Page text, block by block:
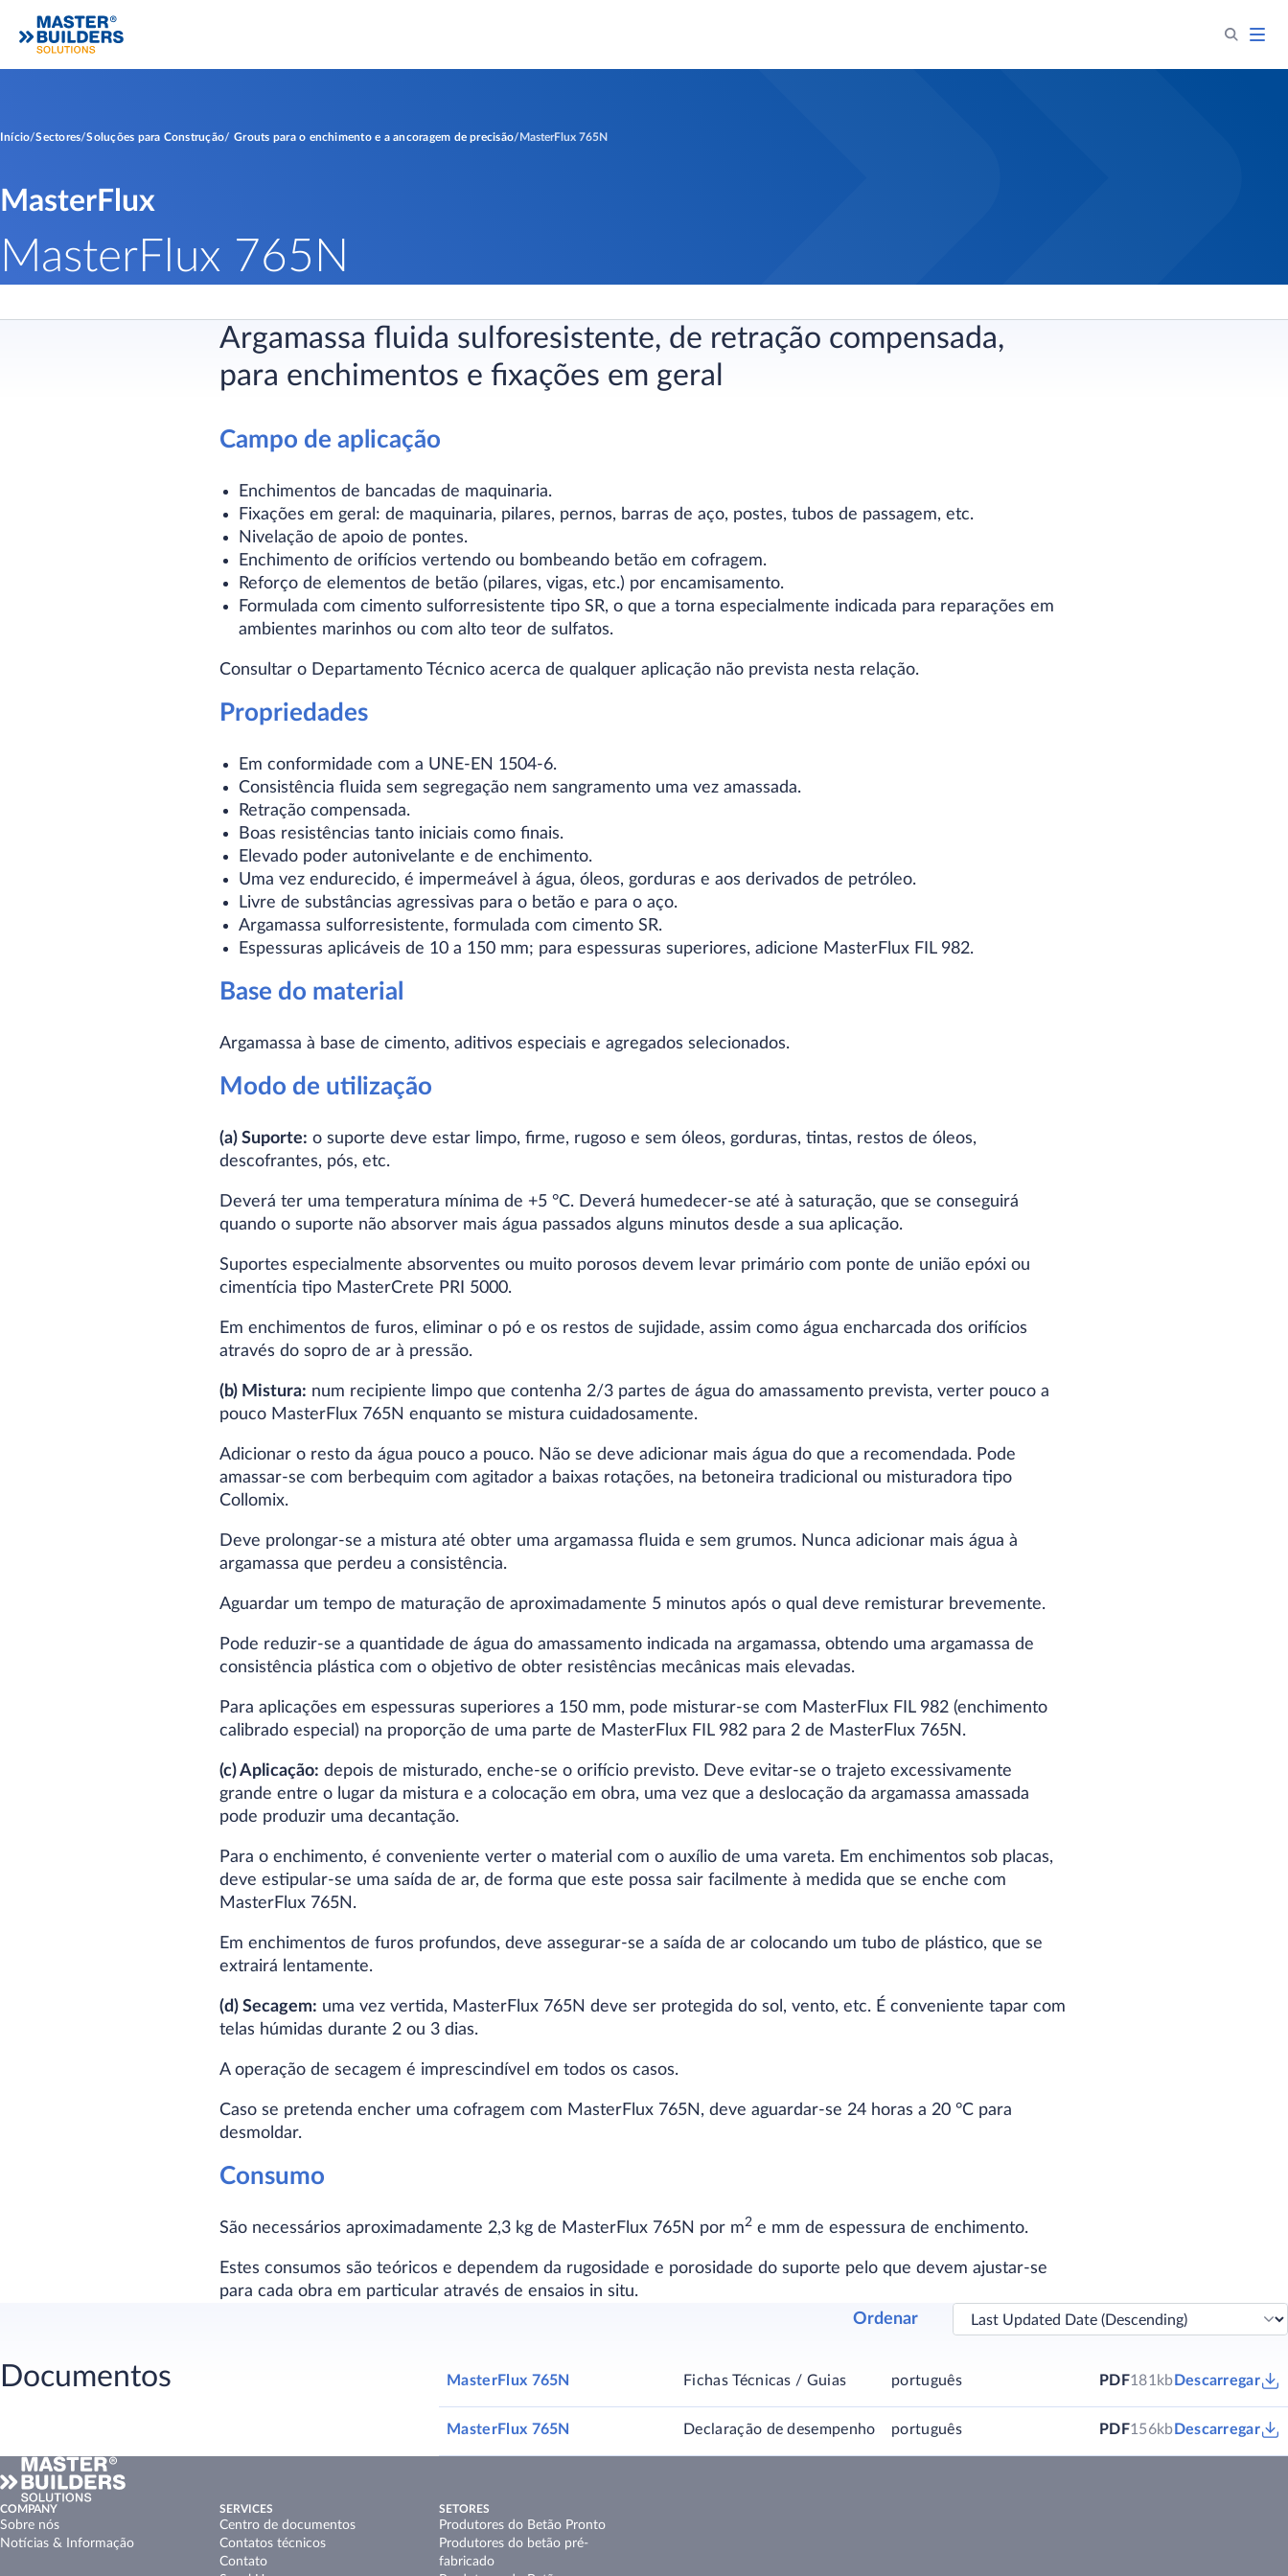
Início Sectores Soluções para Construção Grouts para o enchimento e a ancoragem de precisão MasterFlux 765N
MasterFlux
MasterFlux 765N
Argamassa fluida sulforesistente, de retração compensada,
para enchimentos e fixações em geral
Campo de aplicação
Enchimentos de bancadas de maquinaria.
Fixações em geral: de maquinaria, pilares, pernos, barras de aço, postes, tubos de passagem, etc.
Nivelação de apoio de pontes.
Enchimento de orifícios vertendo ou bombeando betão em cofragem.
Reforço de elementos de betão (pilares, vigas, etc.) por encamisamento.
Formulada com cimento sulforresistente tipo SR, o que a torna especialmente indicada para reparações em
ambientes marinhos ou com alto teor de sulfatos.
Consultar o Departamento Técnico acerca de qualquer aplicação não prevista nesta relação.
Propriedades
Em conformidade com a UNE-EN 1504-6.
Consistência fluida sem segregação nem sangramento uma vez amassada.
Retração compensada.
Boas resistências tanto iniciais como finais.
Elevado poder autonivelante e de enchimento.
Uma vez endurecido, é impermeável à água, óleos, gorduras e aos derivados de petróleo.
Livre de substâncias agressivas para o betão e para o aço.
Argamassa sulforresistente, formulada com cimento SR.
Espessuras aplicáveis de 10 a 150 mm; para espessuras superiores, adicione MasterFlux FIL 982.
Base do material
Argamassa à base de cimento, aditivos especiais e agregados selecionados.
Modo de utilização
(a) Suporte: o suporte deve estar limpo, firme, rugoso e sem óleos, gorduras, tintas, restos de óleos,
descofrantes, pós, etc.
Deverá ter uma temperatura mínima de +5 °C. Deverá humedecer-se até à saturação, que se conseguirá
quando o suporte não absorver mais água passados alguns minutos desde a sua aplicação.
Suportes especialmente absorventes ou muito porosos devem levar primário com ponte de união epóxi ou
cimentícia tipo MasterCrete PRI 5000.
Em enchimentos de furos, eliminar o pó e os restos de sujidade, assim como água encharcada dos orifícios
através do sopro de ar à pressão.
(b) Mistura: num recipiente limpo que contenha 2/3 partes de água do amassamento prevista, verter pouco a
pouco MasterFlux 765N enquanto se mistura cuidadosamente.
Adicionar o resto da água pouco a pouco. Não se deve adicionar mais água do que a recomendada. Pode
amassar-se com berbequim com agitador a baixas rotações, na betoneira tradicional ou misturadora tipo
Collomix.
Deve prolongar-se a mistura até obter uma argamassa fluida e sem grumos. Nunca adicionar mais água à
argamassa que perdeu a consistência.
Aguardar um tempo de maturação de aproximadamente 5 minutos após o qual deve remisturar brevemente.
Pode reduzir-se a quantidade de água do amassamento indicada na argamassa, obtendo uma argamassa de
consistência plástica com o objetivo de obter resistências mecânicas mais elevadas.
Para aplicações em espessuras superiores a 150 mm, pode misturar-se com MasterFlux FIL 982 (enchimento
calibrado especial) na proporção de uma parte de MasterFlux FIL 982 para 2 de MasterFlux 765N.
(c) Aplicação: depois de misturado, enche-se o orifício previsto. Deve evitar-se o trajeto excessivamente
grande entre o lugar da mistura e a colocação em obra, uma vez que a deslocação da argamassa amassada
pode produzir uma decantação.
Para o enchimento, é conveniente verter o material com o auxílio de uma vareta. Em enchimentos sob placas,
deve estipular-se uma saída de ar, de forma que este possa sair facilmente à medida que se enche com
MasterFlux 765N.
Em enchimentos de furos profundos, deve assegurar-se a saída de ar colocando um tubo de plástico, que se
extrairá lentamente.
(d) Secagem: uma vez vertida, MasterFlux 765N deve ser protegida do sol, vento, etc. É conveniente tapar com
telas húmidas durante 2 ou 3 dias.
A operação de secagem é imprescindível em todos os casos.
Caso se pretenda encher uma cofragem com MasterFlux 765N, deve aguardar-se 24 horas a 20 °C para
desmoldar.
Consumo
São necessários aproximadamente 2,3 kg de MasterFlux 765N por m2 e mm de espessura de enchimento.
Estes consumos são teóricos e dependem da rugosidade e porosidade do suporte pelo que devem ajustar-se
para cada obra em particular através de ensaios in situ.
Ordenar
Documentos MasterFlux 765N Fichas Técnicas / Guias português PDF181kb Descarregar
MasterFlux 765N Declaração de desempenho português PDF156kb Descarregar
COMPANY
Sobre nós
Notícias & Informação
SERVICES
Centro de documentos
Contatos técnicos
Contato
SETORES
Produtores do Betão Pronto
Produtores do betão pré-
fabricado